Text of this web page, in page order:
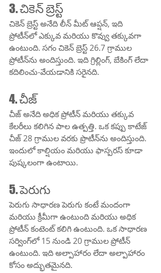
3. చికెన్ బ్రెస్ట్
చికెన్ బ్రెస్ట్ అనేది లీన్ మీట్ ఆప్షన్, ఇది
ప్రోటీన్‌లో ఎక్కువ మరియు కొవ్వు తక్కువగా
ఉంటుంది. సగం చికెన్ బ్రెస్ట్ 26.7 గ్రాముల
ప్రోటీన్‌ను అందిస్తుంది. ఇది గ్రిల్లింగ్, బేకింగ్ లేదా
కదిలించు-వేయడానికి సరైనది.
4. చీజ్
చీజ్ అనేది అధిక ప్రోటీన్ మరియు తక్కువ
కేలరీలు కలిగిన పాల ఉత్పత్తి. ఒక కప్పు కాటేజ్
చీజ్ 28 గ్రాముల వరకు ప్రొటీన్‌ను అందిస్తుంది.
ఇందులో కాల్షియం మరియు ఫాస్పరస్ కూడా
పుష్కలంగా ఉంటాయి.
5. పెరుగు
పెరుగు సాధారణ పెరుగు కంటే మందంగా
మరియు క్రీమీగా ఉంటుంది మరియు అధిక
ప్రోటీన్ కంటెంట్ కలిగి ఉంటుంది. ఒక సాధారణ
సర్వింగ్‌లో 15 నుండి 20 గ్రాముల ప్రోటీన్
ఉంటుంది. ఇది అల్పాహారం లేదా అల్పాహారం
కోసం అద్భుతమైనది.